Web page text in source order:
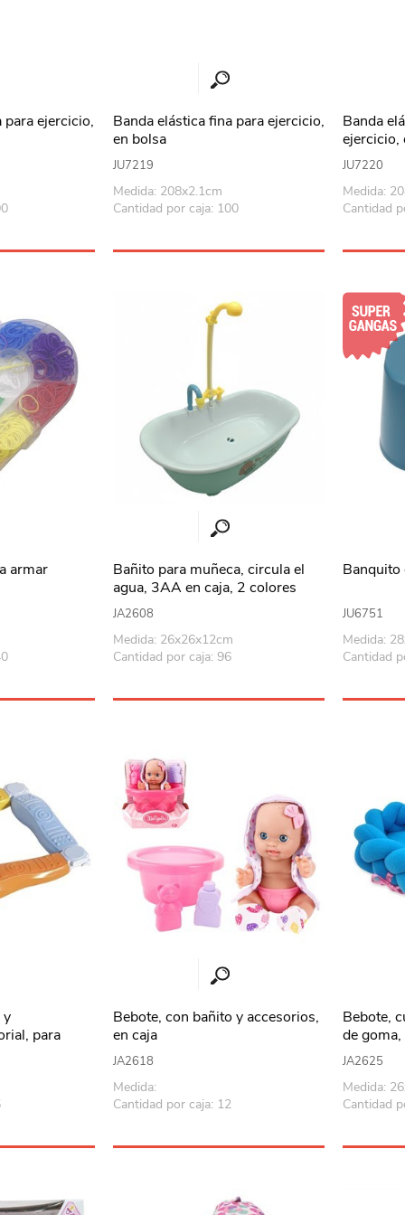
para ejercicio,
Banda elástica fina para ejercicio,
en bolsa
JU7219
Medida: 208x2.1cm
Cantidad por caja: 100
Banda
ejercicio,
JU7220
Medida:
Cantidad
armar
Bañito para muñeca, circula el
agua, 3AA en caja, 2 colores
JA2608
Medida: 26x26x12cm
Cantidad por caja: 96
Banquito
JU6751
Medida:
Cantidad
y
para
Bebote, con bañito y accesorios,
en caja
JA2618
Medida:
Cantidad por caja: 12
Bebote,
de
bolsa
JA2625
Medida:
Cantidad